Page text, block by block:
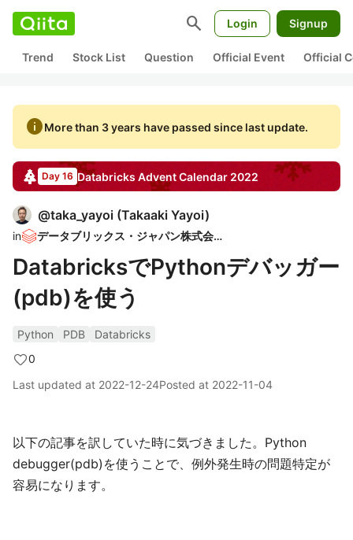
search Login Signup
Trend Stock List Question Official Event Official
infoMore than 3 years have passed since last update.
Day 16 Databricks Advent Calendar 2022
@taka_yayoi (Takaaki Yayoi)
in データブリックス・ジャパン株式会社
DatabricksでPythonデバッガー
(pdb)を使う
Python PDB
Databricks
0
Last updated at 2022-12-24Posted at 2022-11-04
以下の記事を訳していた時に気づきました。Python
debugger(pdb)を使うことで、例外発生時の問題特定が
容易になります。